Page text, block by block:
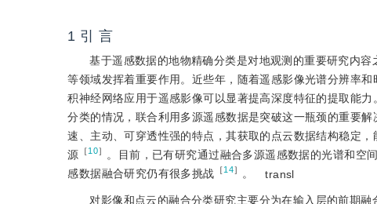
1 引 言
基于遥感数据的地物精确分类是对地观测的重要研究内容
等领域发挥着重要作用。近些年，随着遥感影像光谱分辨率
积神经网络应用于遥感影像可以显著提高深度特征的提取能
分类的情况，联合利用多源遥感数据是突破这一瓶颈的重要解
速、主动、可穿透性强的特点，其获取的点云数据结构稳定
源 ［10］ 。目前，已有研究通过融合多源遥感数据的光谱和空
感数据融合研究仍有很多挑战 ［14］ 。 transl
对影像和点云的融合分类研究主要分为在输入层的前期